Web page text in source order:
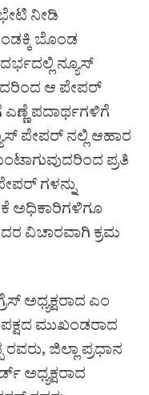
ನೀಡಿ
ಬೊಂಡ
ನ್ಯೂಸ್
ಆ ಪೇಪರ್
ಎಣ್ಣೆ ಪದಾರ್ಥಗಳಿಗೆ
ಪೇಪರ್ ನಲ್ಲಿ ಆಹಾರ
ಪ್ರತಿ
ಗಳನ್ನು
ಅಧಿಕಾರಿಗಳಿಗೂ
ವಿಚಾರವಾಗಿ ಕ್ರಮ
ಅಧ್ಯಕ್ಷರಾದ ಎಂ
ಮುಖಂಡರಾದ
ಜಿಲ್ಲಾ ಪ್ರಧಾನ
ಅಧ್ಯಕ್ಷರಾದ